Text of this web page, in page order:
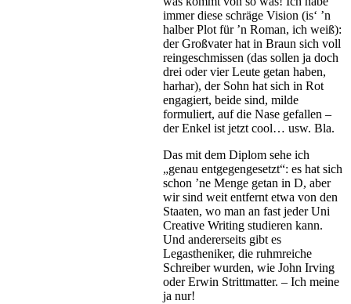
immer diese schräge Vision (is‘ ’n
halber Plot für ’n Roman, ich weiß):
der Großvater hat in Braun sich voll
reingeschmissen (das sollen ja doch
drei oder vier Leute getan haben,
harhar), der Sohn hat sich in Rot
engagiert, beide sind, milde
formuliert, auf die Nase gefallen –
der Enkel ist jetzt cool… usw. Bla.
Das mit dem Diplom sehe ich
„genau entgegengesetzt“: es hat sich
schon ’ne Menge getan in D, aber
wir sind weit entfernt etwa von den
Staaten, wo man an fast jeder Uni
Creative Writing studieren kann.
Und andererseits gibt es
Legastheniker, die ruhmreiche
Schreiber wurden, wie John Irving
oder Erwin Strittmatter. – Ich meine
ja nur!